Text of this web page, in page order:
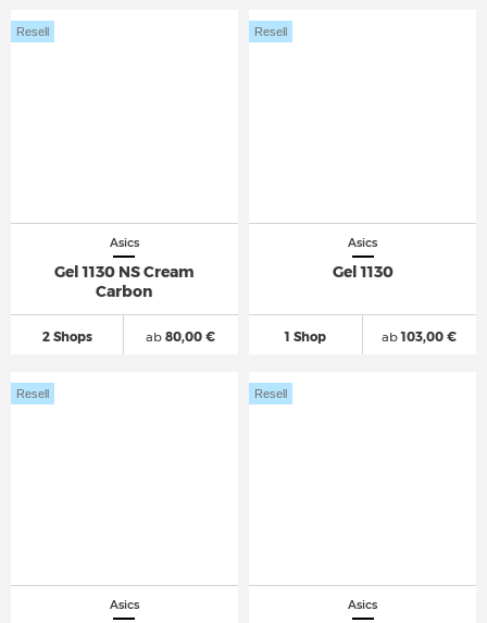
Asics
Gel 1130 NS Cream
Carbon
2 Shops
Resell
ab 80,00 €
Asics
Gel 1130
1 Shop
Resell
ab103,00 €
Asics
Resell
Asics
Resell